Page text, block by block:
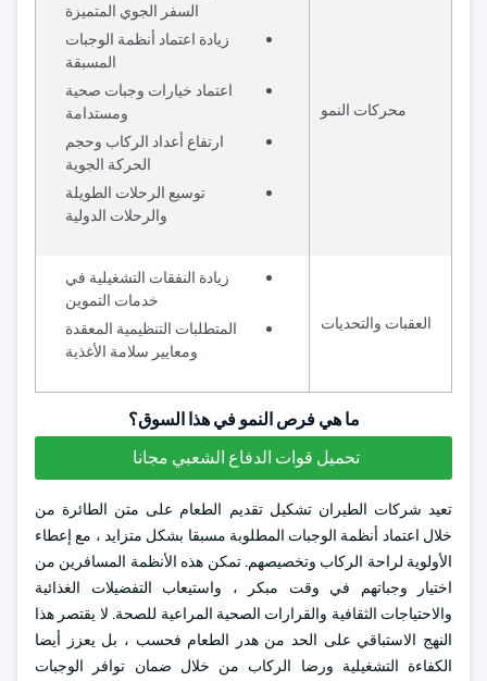
محركات النمو
السفر الجوي المتميزة
زيادة اعتماد أنظمة الوجبات
المسبقة
اعتماد خيارات وجبات صحية
ومستدامة
ارتفاع أعداد الركاب وحجم
الحركة الجوية
توسيع الرحلات الطويلة
والرحلات الدولية
العقبات والتحديات
زيادة النفقات التشغيلية في
خدمات التموين
المتطلبات التنظيمية المعقدة
ومعايير سلامة الأغذية
ما هي فرص النمو في هذا السوق؟
تحميل قوات الدفاع الشعبي مجانا
تعيد شركات الطيران تشكيل تقديم الطعام على متن الطائرة من
خلال اعتماد أنظمة الوجبات المطلوبة مسبقا بشكل متزايد ، مع إعطاء
الأولوية لراحة الركاب وتخصيصهم. تمكن هذه الأنظمة المسافرين من
اختيار وجباتهم في وقت مبكر ، واستيعاب التفضيلات الغذائية
والاحتياجات الثقافية والقرارات الصحية المراعية للصحة. لا يقتصر هذا
النهج الاستباقي على الحد من هدر الطعام فحسب ، بل يعزز أيضا
الكفاءة التشغيلية ورضا الركاب من خلال ضمان توافر الوجبات